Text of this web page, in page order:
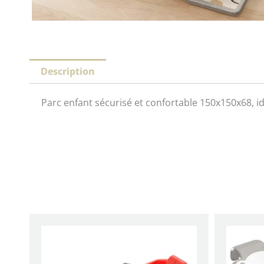
Description
Parc enfant sécurisé et confortable 150x150x68,